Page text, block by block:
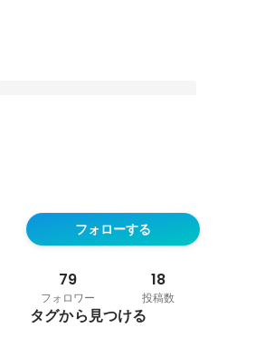
ョンをご紹介！
最新順で表示 フォローする
79
フォロワー
18
投稿数
タグから見つける